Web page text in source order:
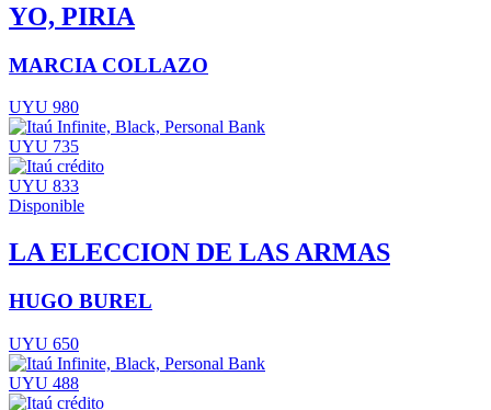
YO, PIRIA
MARCIA COLLAZO
UYU 980
UYU 735
UYU 833
Disponible
LA ELECCION DE LAS ARMAS
HUGO BUREL
UYU 650
UYU 488